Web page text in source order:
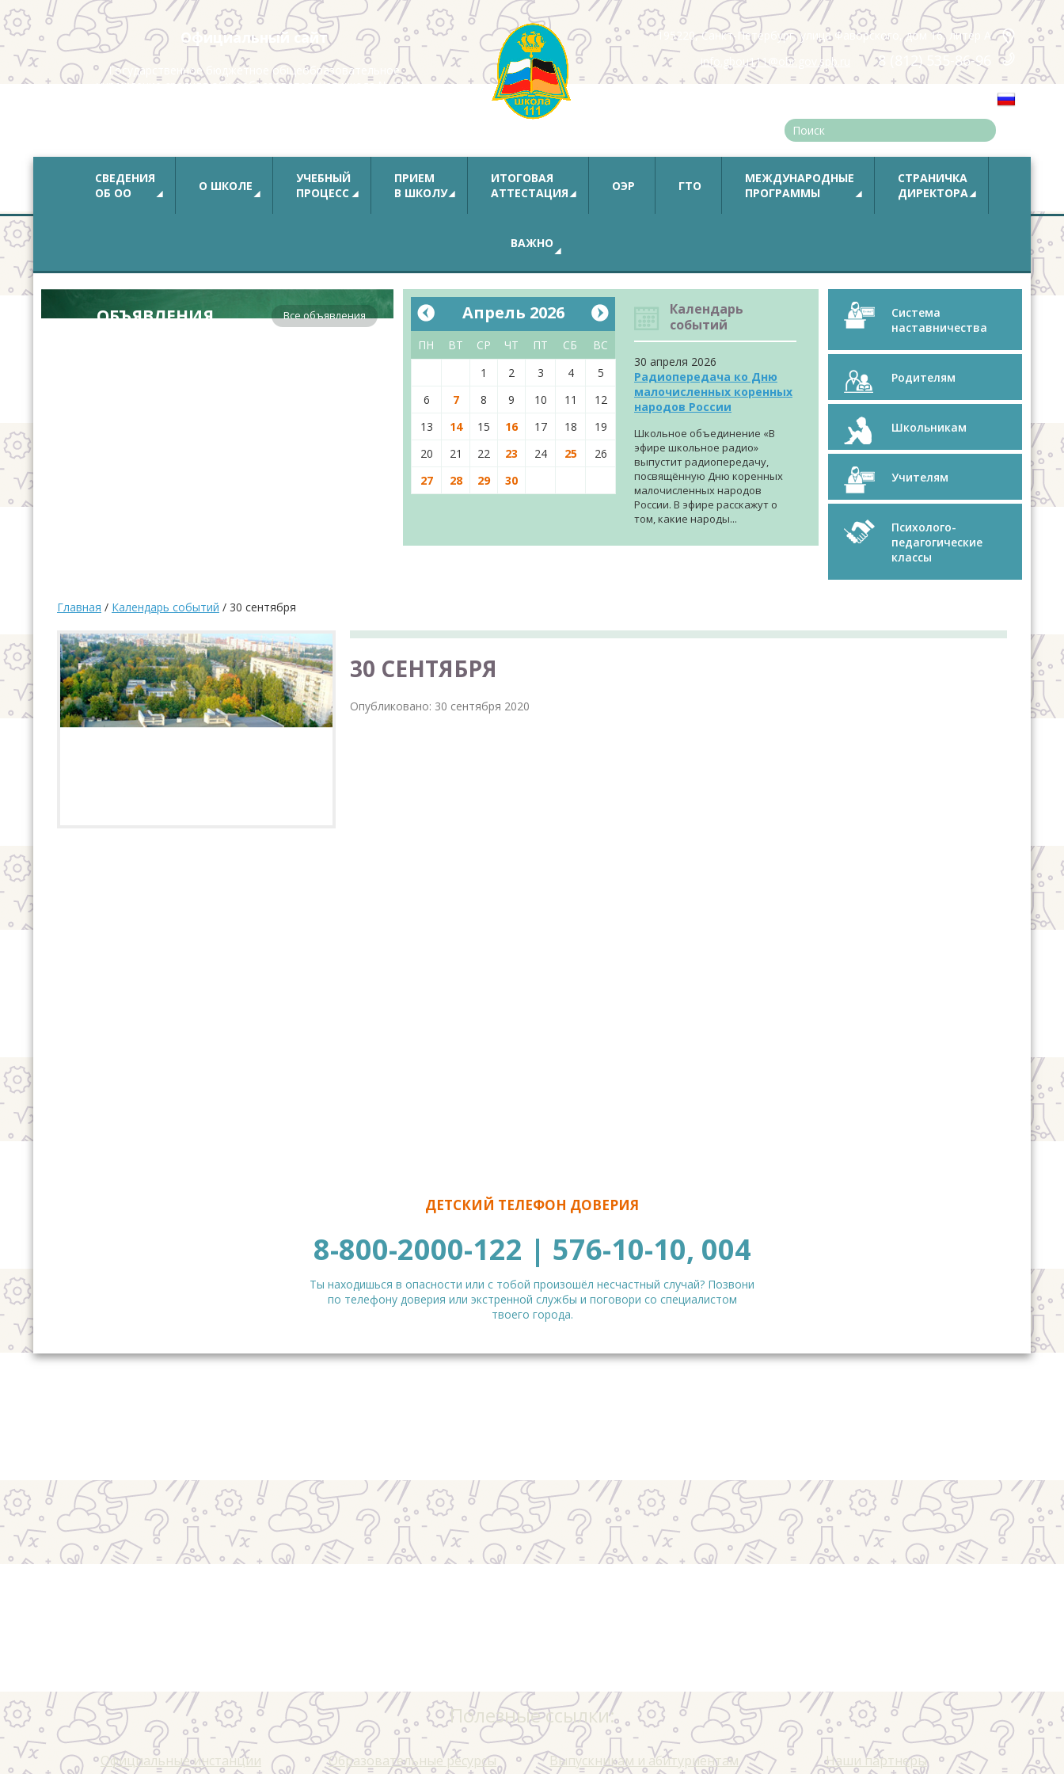
Официальный сайт
Государственное бюджетное общеобразовательное
учреждение средняя общеобразовательная школа № 111
195220, Санкт-Петербург, улица Фаворского, дом 16, литер А
info.gbou111@obr.gov.spb.ru
8 (812) 535-86-96
СВЕДЕНИЯ
ОБ ОО
О ШКОЛЕ
УЧЕБНЫЙ
ПРОЦЕСС
ПРИЕМ
В ШКОЛУ
ИТОГОВАЯ
АТТЕСТАЦИЯ
ОЭР ГТО
МЕЖДУНАРОДНЫЕ
ПРОГРАММЫ
СТРАНИЧКА
ДИРЕКТОРА
ВАЖНО
Все объявления
ОБЪЯВЛЕНИЯ Апрель 2026
ПН ВТ СР ЧТ ПТ СБ
ВС
1
2 3 4
5
6
7 8 9 10 11
12
13
14 15 16 17 18
19
20
21 22 23 24 25
26
27
28 29 30
Календарь
событий
30 апреля 2026
Радиопередача ко Дню
малочисленных коренных
народов России
Школьное объединение «В
эфире школьное радио»
выпустит радиопередачу,
посвящённую Дню коренных
малочисленных народов
России. В эфире расскажут о
том, какие народы...
Система
наставничества
Родителям
Школьникам
Учителям
Психолого-
педагогические
классы
Главная / Календарь событий / 30 сентября
30 СЕНТЯБРЯ
Опубликовано: 30 сентября 2020
ДЕТСКИЙ ТЕЛЕФОН ДОВЕРИЯ
8-800-2000-122 | 576-10-10, 004
Ты находишься в опасности или с тобой произошёл несчастный случай? Позвони
по телефону доверия или экстренной службы и поговори со специалистом
твоего города.
Полезные ссылки:
Официальные инстанции Образовательные ресурсы Выпускникам и абитуриентам Наши партнеры